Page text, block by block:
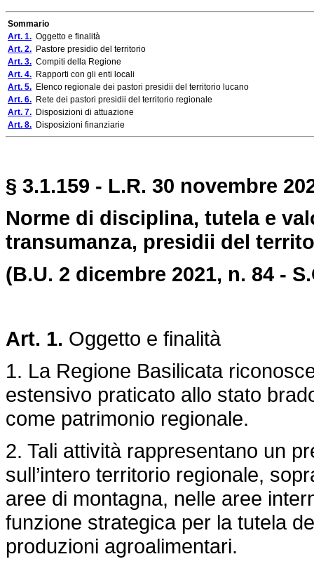
Sommario
Art. 1. Oggetto e finalità
Art. 2. Pastore presidio del territorio
Art. 3. Compiti della Regione
Art. 4. Rapporti con gli enti locali
Art. 5. Elenco regionale dei pastori presidii del territorio lucano
Art. 6. Rete dei pastori presidii del territorio regionale
Art. 7. Disposizioni di attuazione
Art. 8. Disposizioni finanziarie
§ 3.1.159 - L.R. 30 novembre
Norme di disciplina, tutela e
transumanza, presidii del
(B.U. 2 dicembre 2021, n. 84 -
Art. 1. Oggetto e finalità
1. La Regione Basilicata
estensivo praticato allo stato
come patrimonio regionale.
2. Tali attività rappresentano un
sull’intero territorio regionale,
aree di montagna, nelle aree
funzione strategica per la tutela
produzioni agroalimentari.